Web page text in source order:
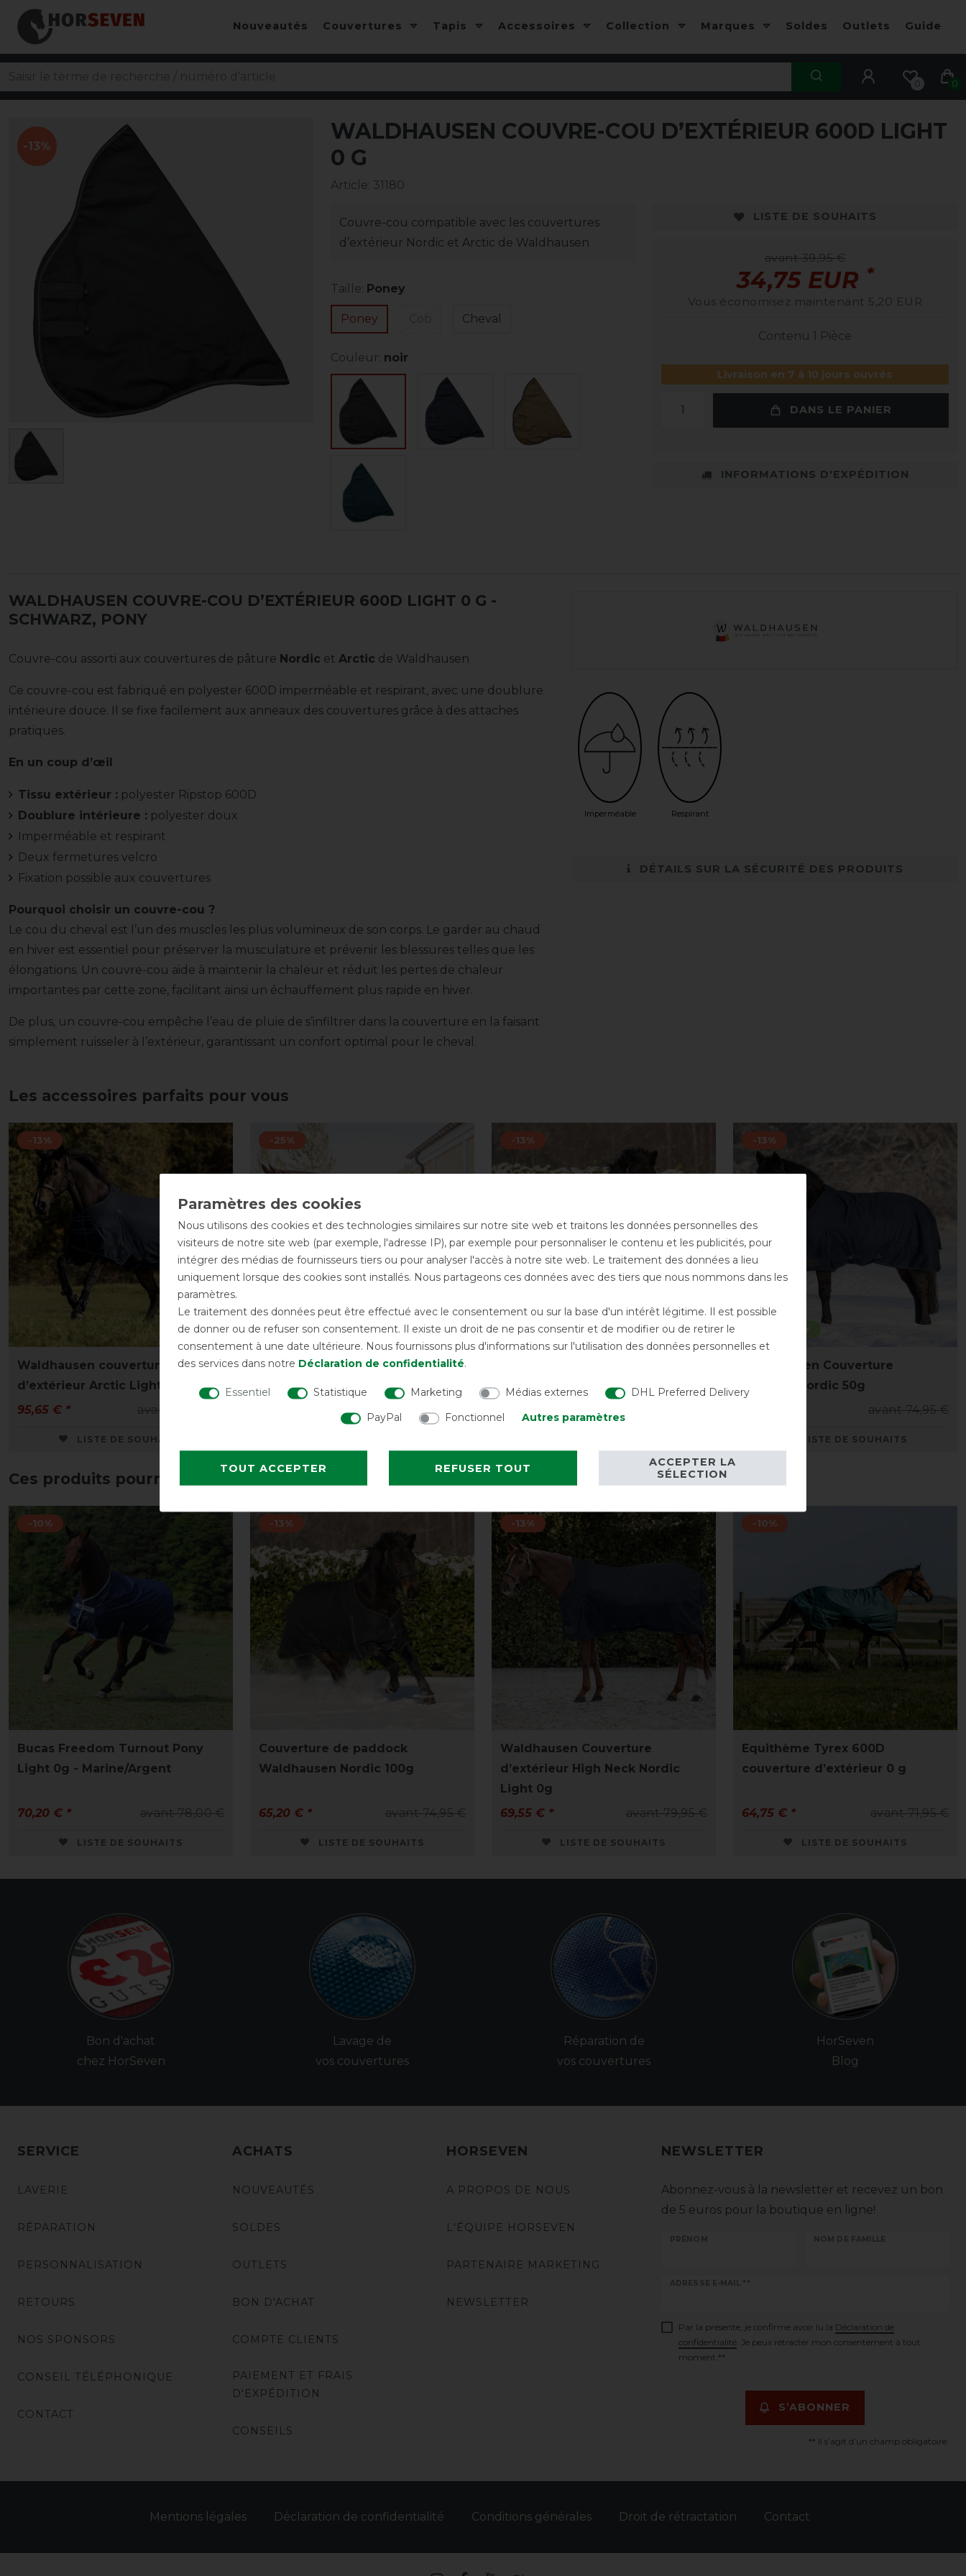
Nouveautés Couvertures Tapis Accessoires Collection Marques Soldes Outlets Guide
0 0
-13%
WALDHAUSEN COUVRE-COU D’EXTÉRIEUR 600D LIGHT
0 G
Article: 31180
Couvre-cou compatible avec les couvertures
d’extérieur Nordic et Arctic de Waldhausen
Taille: Poney
Poney Cheval
Couleur: noir
LISTE DE SOUHAITS
avant 39,95 €
34,75 EUR *
Vous économisez maintenant 5,20 EUR
Contenu 1 Pièce
Livraison en 7 à 10 jours ouvrés
DANS LE PANIER
INFORMATIONS D'EXPÉDITION
WALDHAUSEN COUVRE-COU D’EXTÉRIEUR 600D LIGHT 0 G -
SCHWARZ, PONY
Couvre-cou assorti aux couvertures de pâture Nordic et Arctic de Waldhausen
Ce couvre-cou est fabriqué en polyester 600D imperméable et respirant, avec une doublure
intérieure douce. Il se fixe facilement aux anneaux des couvertures grâce à des attaches
pratiques.
En un coup d’œil
Tissu extérieur : polyester Ripstop 600D
Doublure intérieure : polyester doux
Imperméable et respirant
Deux fermetures velcro
Fixation possible aux couvertures
Pourquoi choisir un couvre-cou ?
Le cou du cheval est l’un des muscles les plus volumineux de son corps. Le garder au chaud
en hiver est essentiel pour préserver la musculature et prévenir les blessures telles que les
élongations. Un couvre-cou aide à maintenir la chaleur et réduit les pertes de chaleur
importantes par cette zone, facilitant ainsi un échauffement plus rapide en hiver.
De plus, un couvre-cou empêche l’eau de pluie de s’infiltrer dans la couverture en la faisant
simplement ruisseler à l’extérieur, garantissant un confort optimal pour le cheval.
Imperméable Respirant
DÉTAILS SUR LA SÉCURITÉ DES PRODUITS
Les accessoires parfaits pour vous
-13%
Waldhausen couverture
d’extérieur Arctic Light 0 g
avant 109,95 €
95,65 € *
LISTE DE SOUHAITS
-25%
Waldhausen couverture
d’extérieur Arctic Light 0 g
avant 109,95 €
-13%
d’extérieur Nordic Light 0 g
65,20 € *
Best-seller
-13%
Waldhausen Couverture
Outdoor Nordic 50g
avant 74,95 €
LISTE DE SOUHAITS
Ces produits pourraient également vous intéresser
-10%
Bucas Freedom Turnout Pony
Light 0g - Marine/Argent
avant 78,00 €
70,20 € *
LISTE DE SOUHAITS
-13%
Couverture de paddock
Waldhausen Nordic 100g
avant 74,95 €
65,20 € *
LISTE DE SOUHAITS
-13%
Waldhausen Couverture
d’extérieur High Neck Nordic
Light 0g
avant 79,95 €
69,55 € *
LISTE DE SOUHAITS
-10%
Equithème Tyrex 600D
couverture d’extérieur 0 g
avant 71,95 €
64,75 € *
LISTE DE SOUHAITS
Bon d'achat
chez HorSeven
Lavage de
vos couvertures
Réparation de
vos couvertures
HorSeven
Blog
SERVICE
LAVERIE
RÉPARATION
PERSONNALISATION
RETOURS
NOS SPONSORS
CONSEIL TÉLÉPHONIQUE
CONTACT
ACHATS
NOUVEAUTÉS
SOLDES
OUTLETS
BON D'ACHAT
COMPTE CLIENTS
PAIEMENT ET FRAIS
D'EXPÉDITION
CONSEILS
HORSEVEN
A PROPOS DE NOUS
L'ÉQUIPE HORSEVEN
PARTENAIRE MARKETING
NEWSLETTER
NEWSLETTER
Abonnez-vous à la newsletter et recevez un bon
de 5 euros pour la boutique en ligne!
PRÉNOM NOM DE FAMILLE
ADRESSE E-MAIL **
Ceres::Template.newsletterHoneypotLabel
Par la présente, je confirme avoir lu la Déclaration de
confidentialité . Je peux rétracter mon consentement à tout
moment.**
S’ABONNER
** Il s’agit d’un champ obligatoire.
Mentions légales Déclaration de confidentialité Conditions générales Droit de rétractation Contact
Nous utilisons des cookies et des technologies similaires sur notre site web et traitons les données personnelles des
visiteurs de notre site web (par exemple, l'adresse IP), par exemple pour personnaliser le contenu et les publicités, pour
intégrer des médias de fournisseurs tiers ou pour analyser l'accès à notre site web. Le traitement des données a lieu
uniquement lorsque des cookies sont installés. Nous partageons ces données avec des tiers que nous nommons dans les
paramètres.
Le traitement des données peut être effectué avec le consentement ou sur la base d'un intérêt légitime. Il est possible
de donner ou de refuser son consentement. Il existe un droit de ne pas consentir et de modifier ou de retirer le
consentement à une date ultérieure. Nous fournissons plus d'informations sur l'utilisation des données personnelles et
des services dans notre Déclaration de confidentialité.
Essentiel Statistique Marketing Médias externes
DHL Preferred Delivery
PayPal
Fonctionnel Autres paramètres
TOUT ACCEPTER REFUSER TOUT
ACCEPTER LA
SÉLECTION